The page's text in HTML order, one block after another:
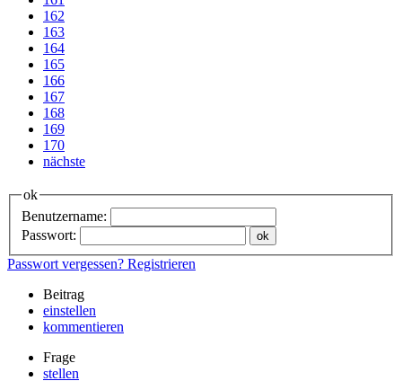
162
163
164
165
166
167
168
169
170
nächste
ok
Benutzername:
Passwort:
Passwort vergessen? Registrieren
Beitrag
einstellen
kommentieren
Frage
stellen